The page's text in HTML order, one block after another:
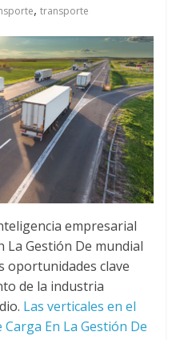
,transporte
empresarial
La Gestión De mundial
oportunidades clave
de la industria
Las verticales en el
En La Gestión De